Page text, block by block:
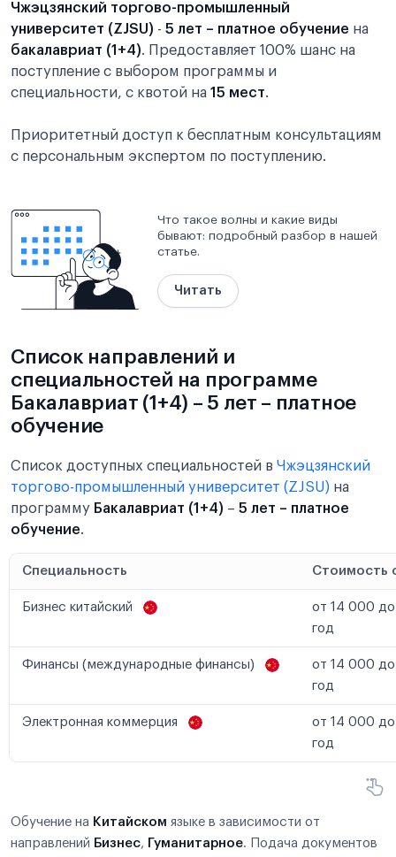
Чжэцзянский торгово-промышленный
университет (ZJSU) - 5 лет – платное обучение на
бакалавриат (1+4). Предоставляет 100% шанс на
поступление с выбором программы и
специальности, с квотой на 15 мест.
Приоритетный доступ к бесплатным консультациям
с персональным экспертом по поступлению.
Что такое волны и какие виды
бывают: подробный разбор в нашей
статье.
Читать
Список направлений и
специальностей на программе
Бакалавриат (1+4) – 5 лет – платное
обучение
Список доступных специальностей в Чжэцзянский
торгово-промышленный университет (ZJSU) на
программу Бакалавриат (1+4) – 5 лет – платное
обучение.
Специальность Стоимость
Бизнес китайский
от 14 000 до
год
Финансы (международные финансы)
от 14 000 до
год
Электронная коммерция
от 14 000 до
год
Обучение на Китайском языке в зависимости от
направлений Бизнес, Гуманитарное. Подача документов